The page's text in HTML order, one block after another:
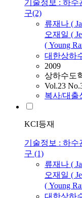
기술정보 : 하수
구(2)
류재나 (
오재일 (
( Young
대한상하
2009
상하수도
Vol.23
복사/대출
KCI등재
기술정보 : 하수
구 (1)
류재나 (
오재일 (
( Young